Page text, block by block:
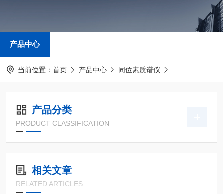
产品中心
当前位置： 首页 产品中心 同位素质谱仪
产品分类
PRODUCT CLASSIFICATION
相关文章
RELATED ARTICLES